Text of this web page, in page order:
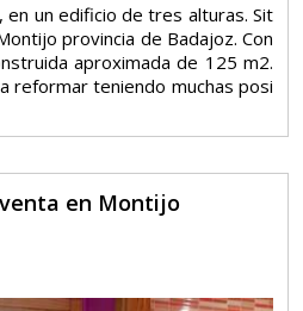
en un edificio de tres alturas. Sit
provincia de Badajoz. Con
aproximada de 125 m2.
reformar teniendo muchas posi
en Montijo